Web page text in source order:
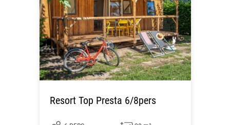
Resort Top Presta 6/8pers